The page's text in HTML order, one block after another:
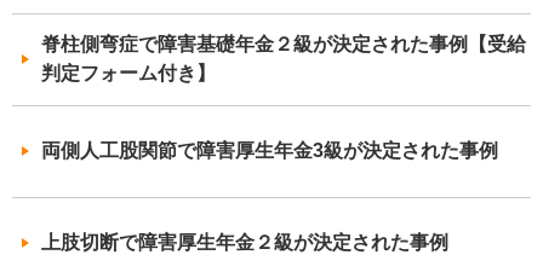
脊柱側弯症で障害基礎年金２級が決定された事例【受給
判定フォーム付き】
両側人工股関節で障害厚生年金3級が決定された事例
上肢切断で障害厚生年金２級が決定された事例